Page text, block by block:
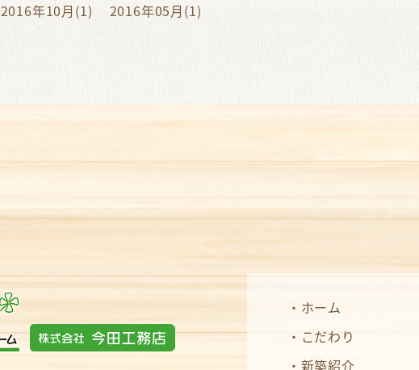
2016年10月(1) 2016年05月(1)
ホーム
こだわり
新築紹介